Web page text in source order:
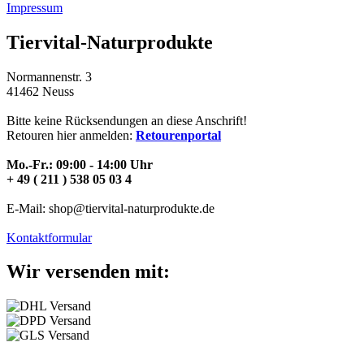
Impressum
Tiervital-Naturprodukte
Normannenstr. 3
41462 Neuss
Bitte keine Rücksendungen an diese Anschrift!
Retouren hier anmelden: Retourenportal
Mo.-Fr.: 09:00 - 14:00 Uhr
+ 49 ( 211 ) 538 05 03 4
E-Mail: shop@tiervital-naturprodukte.de
Kontaktformular
Wir versenden mit: